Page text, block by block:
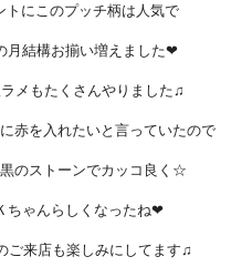
トにこのプッチ柄は人気で
月結構お揃い増えました❤
メもたくさんやりました♫
赤を入れたいと言っていたので
のストーンでカッコ良く☆
ちゃんらしくなったね❤
ご来店も楽しみにしてます♫